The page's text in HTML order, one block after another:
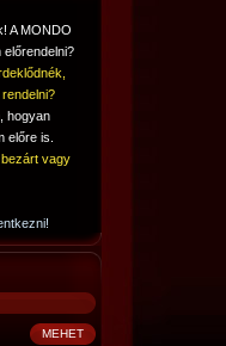
A MONDO
hogyan
előre is.
vagy